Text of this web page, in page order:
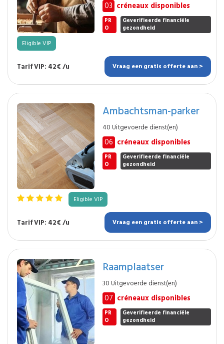
03 créneaux disponibles
PR
O
Geverifieerde financiële
gezondheid
Eligible VIP
Tarif VIP: 42€ /u Vraag een gratis offerte aan >
Ambachtsman-parker
40 Uitgevoerde dienst(en)
06 créneaux disponibles
PR
O
Geverifieerde financiële
gezondheid
Eligible VIP
Tarif VIP: 42€ /u Vraag een gratis offerte aan >
Raamplaatser
30 Uitgevoerde dienst(en)
07 créneaux disponibles
PR
O
Geverifieerde financiële
gezondheid